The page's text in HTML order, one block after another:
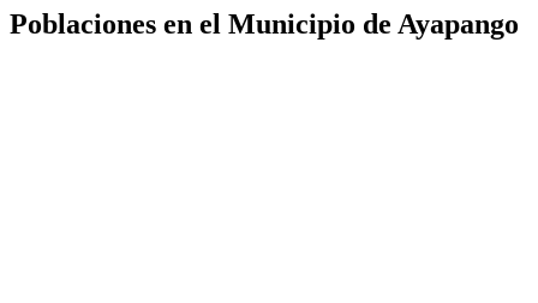
Poblaciones en el Municipio de Ayapango